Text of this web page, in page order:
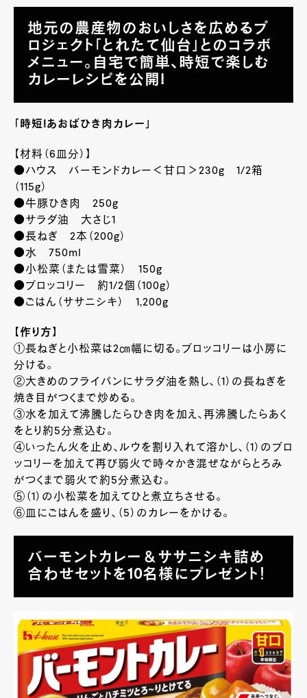
地元の農産物のおいしさを広めるプ
ロジェクト「とれたて仙台」とのコラボ
メニュー。自宅で簡単、時短で楽しむ
カレーレシピを公開!
「時短!あおばひき肉カレー」
【材料（6皿分）】
●ハウス バーモンドカレー＜甘口＞230g 1/2箱
（115g）
●牛豚ひき肉 250g
●サラダ油 大さじ1
●長ねぎ 2本（200g）
●水 750ml
●小松菜（または雪菜） 150g
●ブロッコリー 約1/2個（100g）
●ごはん（ササニシキ） 1,200g
【作り方】
①長ねぎと小松菜は2㎝幅に切る。ブロッコリーは小房に
分ける。
②大きめのフライパンにサラダ油を熱し、（1）の長ねぎを
焼き目がつくまで炒める。
③水を加えて沸騰したらひき肉を加え、再沸騰したらあく
をとり約5分煮込む。
④いったん火を止め、ルウを割り入れて溶かし、（1）のブロ
ッコリーを加えて再び弱火で時々かき混ぜながらとろみ
がつくまで弱火で約5分煮込む。
⑤（1）の小松菜を加えてひと煮立ちさせる。
⑥皿にごはんを盛り、（5）のカレーをかける。
バーモントカレー＆ササニシキ詰め
合わせセットを10名様にプレゼント！